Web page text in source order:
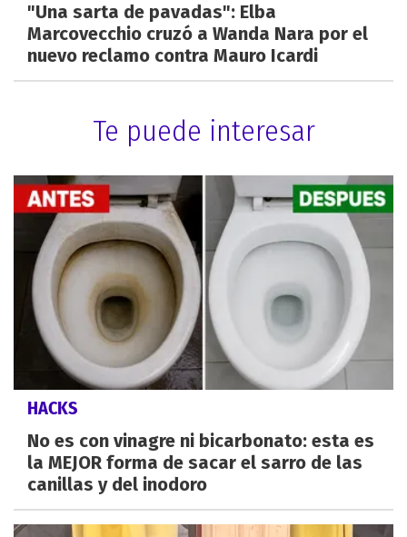
"Una sarta de pavadas": Elba
Marcovecchio cruzó a Wanda Nara por el
nuevo reclamo contra Mauro Icardi
Te puede interesar
HACKS
No es con vinagre ni bicarbonato: esta es
la MEJOR forma de sacar el sarro de las
canillas y del inodoro